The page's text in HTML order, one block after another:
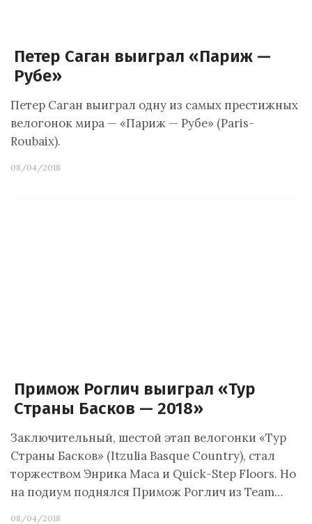
Петер Саган выиграл «Париж —
Рубе»
Петер Саган выиграл одну из самых престижных
велогонок мира — «Париж — Рубе» (Paris-
Roubaix).
08/04/2018
Примож Роглич выиграл «Тур
Страны Басков — 2018»
Заключительный, шестой этап велогонки «Тур
Страны Басков» (Itzulia Basque Country), стал
торжеством Энрика Маса и Quick-Step Floors. Но
на подиум поднялся Примож Роглич из Team…
08/04/2018